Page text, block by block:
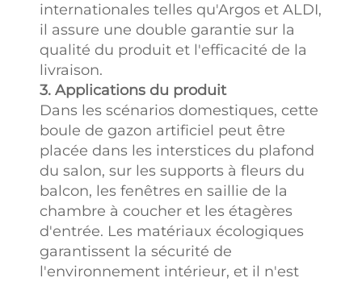
internationales telles qu'Argos et ALDI,
il assure une double garantie sur la
qualité du produit et l'efficacité de la
livraison.
3. Applications du produit
Dans les scénarios domestiques, cette
boule de gazon artificiel peut être
placée dans les interstices du plafond
du salon, sur les supports à fleurs du
balcon, les fenêtres en saillie de la
chambre à coucher et les étagères
d'entrée. Les matériaux écologiques
garantissent la sécurité de
l'environnement intérieur, et il n'est